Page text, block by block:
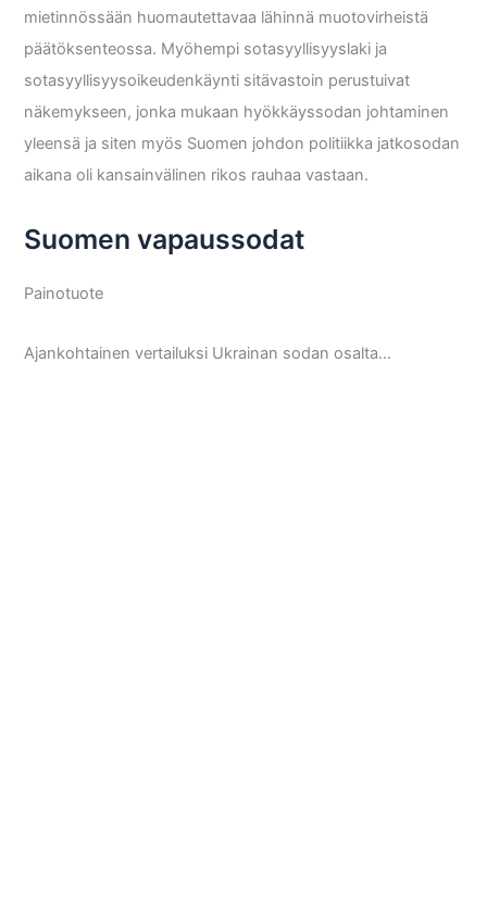
mietinnössään huomautettavaa lähinnä muotovirheistä
päätöksenteossa. Myöhempi sotasyyllisyyslaki ja
sotasyyllisyysoikeudenkäynti sitävastoin perustuivat
näkemykseen, jonka mukaan hyökkäyssodan johtaminen
yleensä ja siten myös Suomen johdon politiikka jatkosodan
aikana oli kansainvälinen rikos rauhaa vastaan.
Suomen vapaussodat
Painotuote
Ajankohtainen vertailuksi Ukrainan sodan osalta…